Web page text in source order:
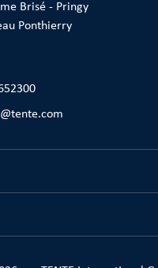
Brisé - Pringy
Ponthierry